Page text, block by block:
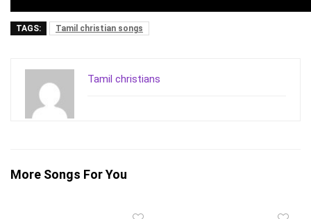
TAGS: Tamil christian songs
Tamil christians
More Songs For You